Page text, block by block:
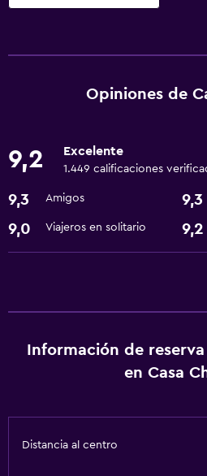
Visitas a bodegas
Snowboard
Aire acondicionado
Opiniones de
9,2 Excelente
1.449 calificaciones
9,3 Amigos 9,3
9,0 Viajeros en solitario 9,2
Información de
en Casa
Distancia al centro